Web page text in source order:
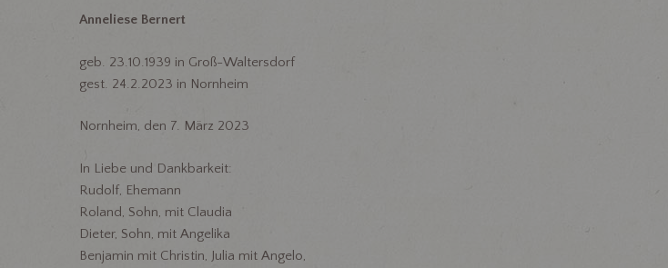
Anneliese Bernert
geb. 23.10.1939 in Groß-Waltersdorf
gest. 24.2.2023 in Nornheim
Nornheim, den 7. März 2023
In Liebe und Dankbarkeit:
Rudolf, Ehemann
Roland, Sohn, mit Claudia
Dieter, Sohn, mit Angelika
Benjamin mit Christin, Julia mit Angelo,